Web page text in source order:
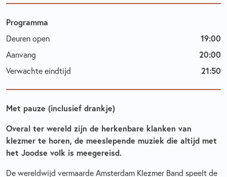
Overal ter wereld zijn de herkenbare klanken van
klezmer te horen, de meeslepende muziek die altijd met
het Joodse volk is meegereisd.
De wereldwijd vermaarde Amsterdam Klezmer Band speelt de
Programma
Deuren open
Aanvang
Verwachte eindtijd
19:00
20:00
21:50
Met pauze (inclusief drankje)